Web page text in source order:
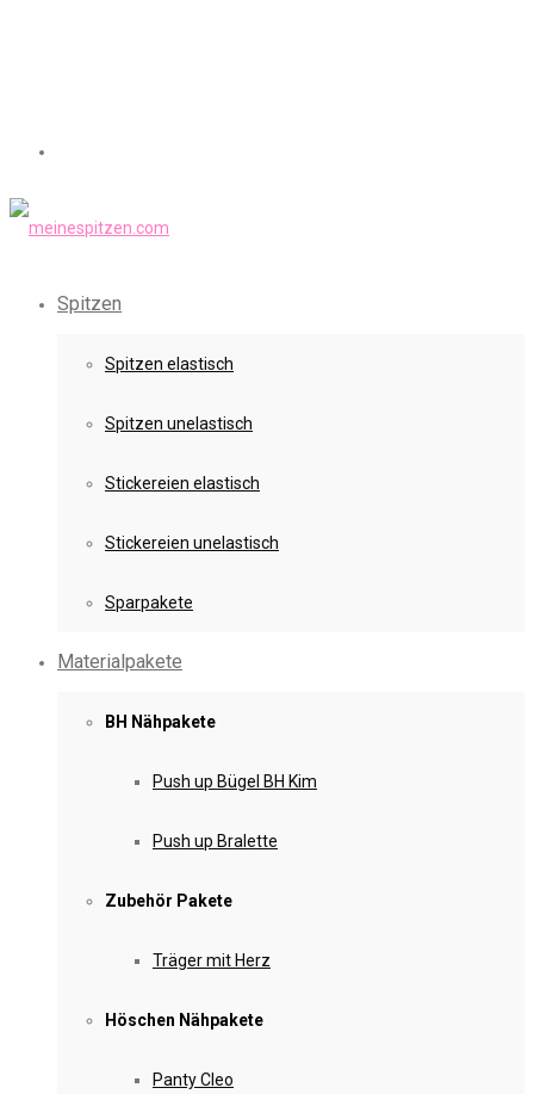
Spitzen
Spitzen elastisch
Spitzen unelastisch
Stickereien elastisch
Stickereien unelastisch
Sparpakete
Materialpakete
BH Nähpakete
Push up Bügel BH Kim
Push up Bralette
Zubehör Pakete
Träger mit Herz
Höschen Nähpakete
Panty Cleo